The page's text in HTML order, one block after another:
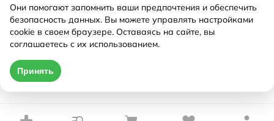
Рецепт
Не требуется
Они помогают запомнить ваши предпочтения и обеспечить
безопасность данных. Вы можете управлять настройками
cookie в своем браузере. Оставаясь на сайте, вы
соглашаетесь с их использованием.
Принять